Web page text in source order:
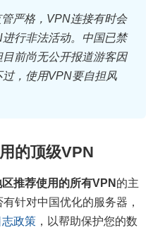
严格，VPN连接有时会
行非法活动。中国已禁
前尚无公开报道游客因
，使用VPN要自担风
的顶级VPN
推荐使用的所有VPN 的主
针对中国优化的服务器，
政策 ，以帮助保护您的数